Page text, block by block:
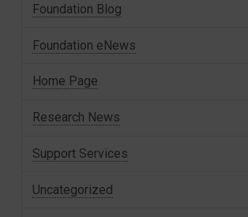
Foundation Blog
Foundation eNews
Home Page
Research News
Support Services
Uncategorized